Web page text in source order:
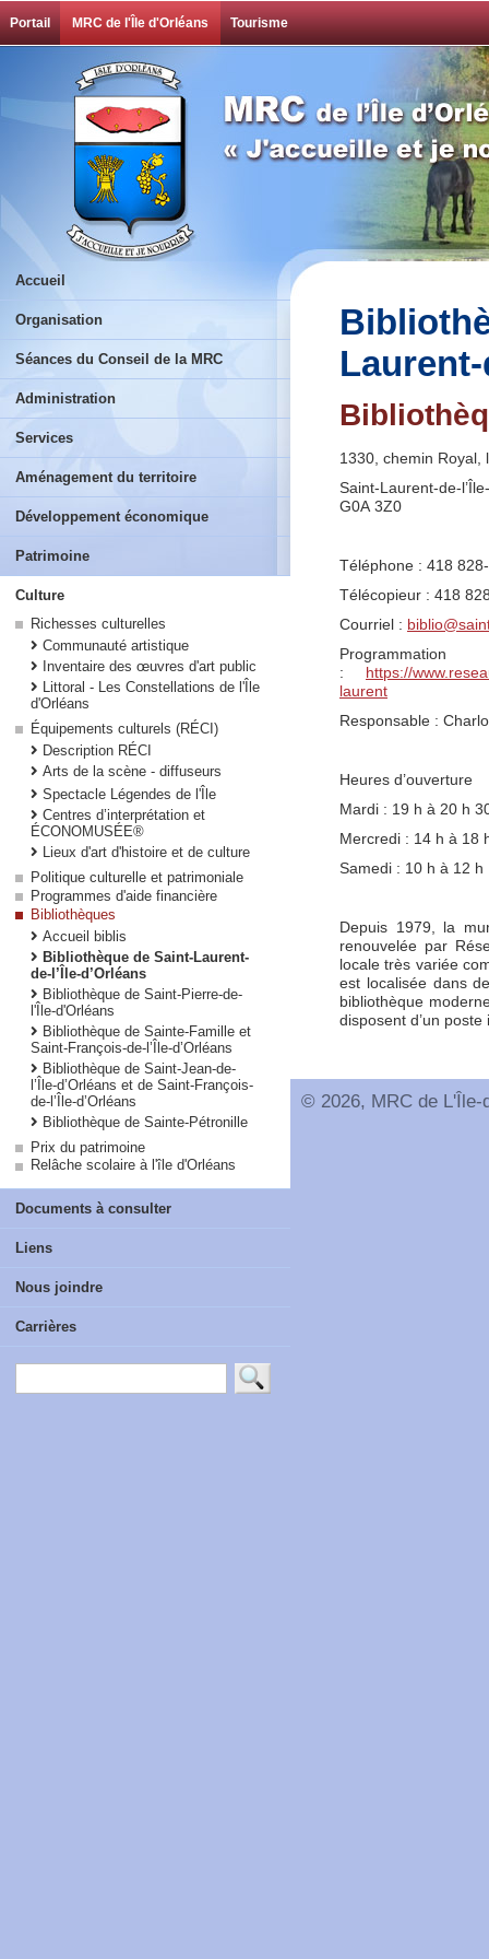
Portail MRC de l'Île d'Orléans Tourisme
Accueil
Organisation
Séances du Conseil de la MRC
Administration
Services
Aménagement du territoire
Développement économique
Patrimoine
Culture
Richesses culturelles
Communauté artistique
Inventaire des œuvres d'art public
Littoral - Les Constellations de l'Île
d'Orléans
Équipements culturels (RÉCI)
Description RÉCI
Arts de la scène - diffuseurs
Spectacle Légendes de l'Île
Centres d’interprétation et
ÉCONOMUSÉE®
Lieux d'art d'histoire et de culture
Politique culturelle et patrimoniale
Programmes d'aide financière
Bibliothèques
Accueil biblis
Bibliothèque de Saint-Laurent-
de-l’Île-d’Orléans
Bibliothèque de Saint-Pierre-de-
l'Île-d'Orléans
Bibliothèque de Sainte-Famille et
Saint-François-de-l’Île-d’Orléans
Bibliothèque de Saint-Jean-de-
l’Île-d’Orléans et de Saint-François-
de-l’Île-d’Orléans
Bibliothèque de Sainte-Pétronille
Prix du patrimoine
Relâche scolaire à l'île d'Orléans
Documents à consulter
Liens
Nous joindre
Carrières
Laurent-
1330, chemin Royal,
Saint-Laurent-de-
G0A 3Z0
Téléphone : 418
Télécopieur : 418
Courriel :
Programmation
: https://
laurent
Responsable :
Heures d’ouverture
Mardi : 19 h à 20 h
Mercredi : 14 h à 18
Samedi : 10 h à 12 h
Depuis 1979, la
renouvelée par
locale très variée
est localisée dans
bibliothèque
disposent d’un
© 2026, MRC de